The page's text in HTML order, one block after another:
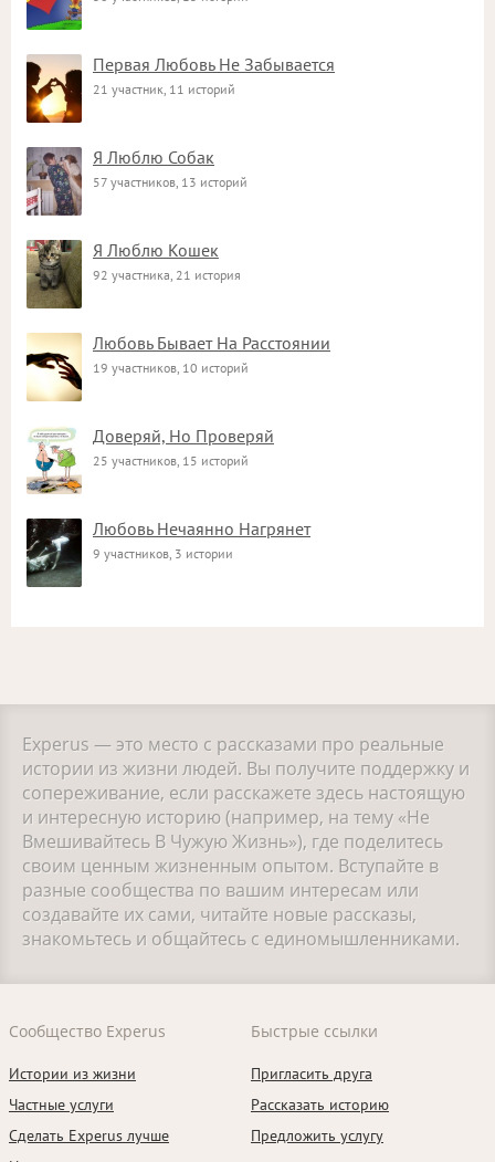
Первая Любовь Не Забывается
21 участник, 11 историй
Я Люблю Собак
57 участников, 13 историй
Я Люблю Кошек
92 участника, 21 история
Любовь Бывает На Расстоянии
19 участников, 10 историй
Доверяй, Но Проверяй
25 участников, 15 историй
Любовь Нечаянно Нагрянет
9 участников, 3 истории
Experus — это место с рассказами про реальные
истории из жизни людей. Вы получите поддержку и
сопереживание, если расскажете здесь настоящую
и интересную историю (например, на тему «Не
Вмешивайтесь В Чужую Жизнь»), где поделитесь
своим ценным жизненным опытом. Вступайте в
разные сообщества по вашим интересам или
создавайте их сами, читайте новые рассказы,
знакомьтесь и общайтесь с единомышленниками.
Сообщество Experus
Истории из жизни
Частные услуги
Сделать Experus лучше
Быстрые ссылки
Пригласить друга
Рассказать историю
Предложить услугу